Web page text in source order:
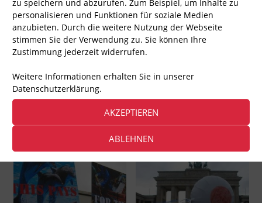
zu speichern und abzurufen. Zum Beispiel, um Inhalte zu
personalisieren und Funktionen für soziale Medien
anzubieten. Durch die weitere Nutzung der Webseite
stimmen Sie der Verwendung zu. Sie können Ihre
Zustimmung jederzeit widerrufen.
Weitere Informationen erhalten Sie in unserer
Datenschutzerklärung.
AKZEPTIEREN
ABLEHNEN